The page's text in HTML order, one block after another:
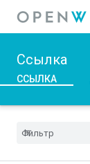
Ссылка
ССЫЛКА